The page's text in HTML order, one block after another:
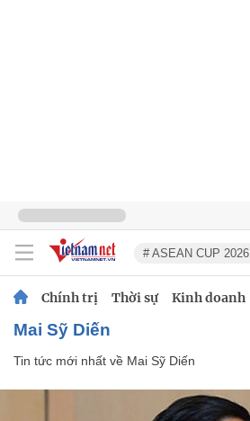
# ASEAN CUP 2026
Chính trị Thời sự Kinh doanh
Mai Sỹ Diến
Tin tức mới nhất về Mai Sỹ Diến